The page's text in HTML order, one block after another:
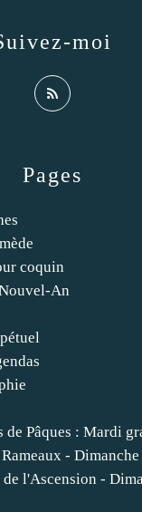
Pages
coquin
An
de Pâques : Mardi
- Dimanche
de l'Ascension -
moi